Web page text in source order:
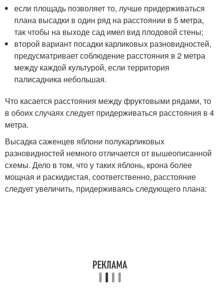
если площадь позволяет то, лучше придерживаться
плана высадки в один ряд на расстоянии в 5 метра,
так чтобы на выходе сад имел вид плодовой стены;
второй вариант посадки карликовых разновидностей,
предусматривает соблюдение расстояния в 2 метра
между каждой культурой, если территория
палисадника небольшая.
Что касается расстояния между фруктовыми рядами, то
в обоих случаях следует придерживаться расстояния в 4
метра.
Высадка саженцев яблони полукарликовых
разновидностей немного отличается от вышеописанной
схемы. Дело в том, что у таких яблонь, крона более
мощная и раскидистая, соответственно, расстояние
следует увеличить, придерживаясь следующего плана: